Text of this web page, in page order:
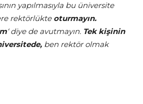
yapılmasıyla bu üniversite
rektörlükte oturmayın.
‘ diye de avutmayın. Tek kişinin
ben rektör olmak